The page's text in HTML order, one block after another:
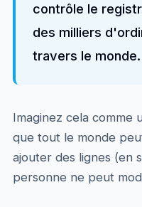
contrôle le
des milliers
travers le monde.
Imaginez cela comme
que tout le monde
ajouter des lignes (en
personne ne peut